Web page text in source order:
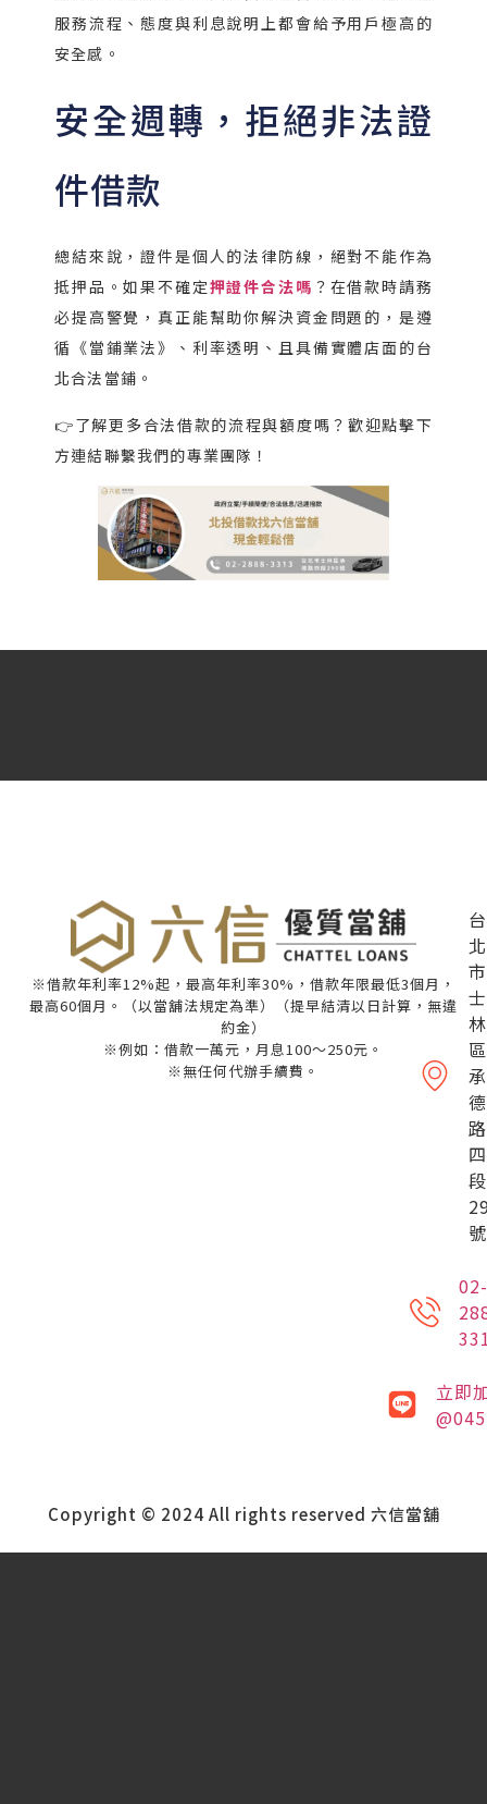
服務流程、態度與利息說明上都會給予用戶極高的
安全感。
安全週轉，拒絕非法證
件借款
總結來說，證件是個人的法律防線，絕對不能作為
抵押品。如果不確定押證件合法嗎 ？在借款時請務
必提高警覺，真正能幫助你解決資金問題的，是遵
循《當鋪業法》、利率透明、且具備實體店面的台
北合法當鋪。
👉了解更多合法借款的流程與額度嗎？歡迎點擊下
方連結聯繫我們的專業團隊！
※借款年利率12%起，最高年利率30%，借款年限最低3個月，
最高60個月。（以當舖法規定為準）（提早結清以日計算，無違
約金）
※例如：借款一萬元，月息100～250元。
※無任何代辦手續費。
台
北
市
士
林
區
承
德
路
四
段
號
02-
立即
Copyright © 2024 All rights reserved 六信當舖